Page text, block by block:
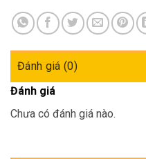
Đánh giá (0)
Đánh giá
Chưa có đánh giá nào.